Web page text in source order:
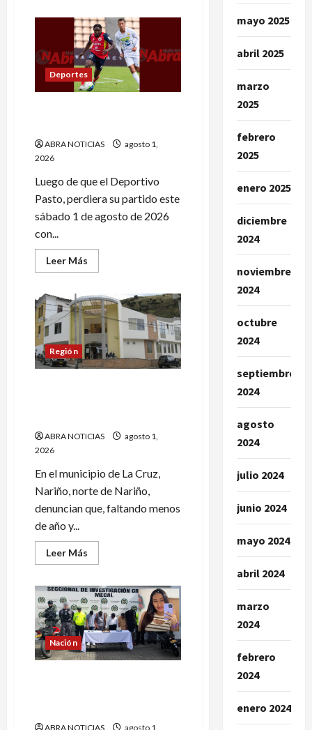
En
Pasto
por
este
delito
lo
enviaron
a
Deportes
ABRA NOTICIAS
agosto 1,
2026
Luego de que el Deportivo
Pasto, perdiera su partido este
sábado 1 de agosto de 2026
con...
Leer Más
más
Jugar
del
Real
Madrid
reforzará
al
Deportivo
Pasto
Región
ABRA NOTICIAS
agosto 1,
2026
En el municipio de La Cruz,
Nariño, norte de Nariño,
denuncian que, faltando menos
de año y...
Leer Más
más
8
concejales
aprobaron
crédito
para
endeudar
al
municipio
Nación
ABRA NOTICIAS agosto 1,
mayo 2025
abril 2025
marzo
2025
febrero
2025
enero 2025
diciembre
2024
noviembre
2024
octubre
2024
septiembre
2024
agosto
2024
julio 2024
junio 2024
mayo 2024
abril 2024
marzo
2024
febrero
2024
enero 2024